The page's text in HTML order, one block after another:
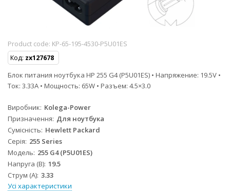
Product code: KP-65-195-4530-P5U01ES
Код: zx127678
Блок питания ноутбука HP 255 G4 (P5U01ES) • Напряжение: 19.5V •
Ток: 3.33A • Мощность: 65W • Разъем: 4.5×3.0
Виробник Kolega-Power
Призначення Для ноутбука
Сумісність Hewlett Packard
Серія 255 Series
Модель 255 G4 (P5U01ES)
Напруга (В) 19.5
Струм (А) 3.33
Усі характеристики